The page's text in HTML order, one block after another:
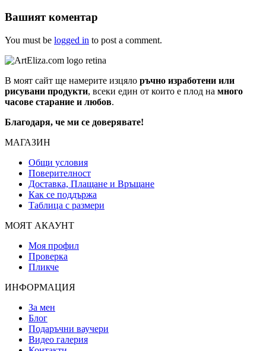
Вашият коментар
You must be logged in to post a comment.
В моят сайт ще намерите изцяло ръчно изработени или
рисувани продукти, всеки един от които е плод на много
часове старание и любов.
Благодаря, че ми се доверявате!
МАГАЗИН
Общи условия
Поверителност
Доставка, Плащане и Връщане
Как се поддържа
Таблица с размери
МОЯТ АКАУНТ
Моя профил
Проверка
Пликче
ИНФОРМАЦИЯ
За мен
Блог
Подаръчни ваучери
Видео галерия